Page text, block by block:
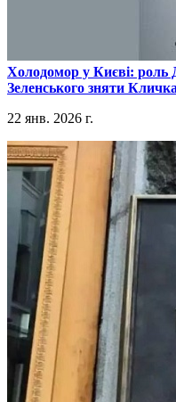
​Холодомор у Києві:
Зеленського зняти Кличка
22 янв. 2026 г.